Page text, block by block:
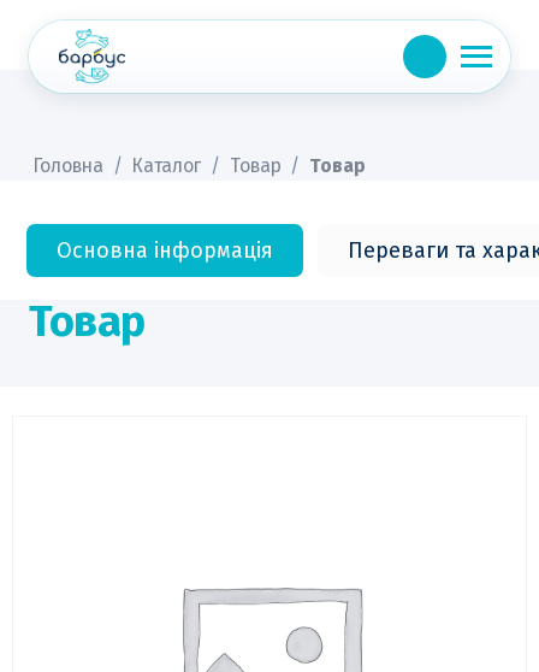
content
Головна / Каталог / Товар / Товар
Основна інформація Переваги та
Товар